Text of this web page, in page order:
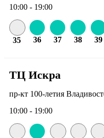
10:00 - 19:00
35 36 37 38 39
ТЦ Искра
пр-кт 100-летия
10:00 - 19:00